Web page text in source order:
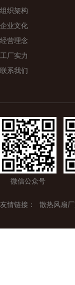
组织架构
企业文化
经营理念
工厂实力
联系我们
微信公众号
友情链接： 散热风扇